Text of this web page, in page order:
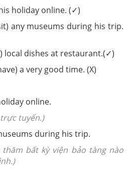
holiday online. (✓)
any museums during his trip.
local dishes at restaurant.(✓)
a very good time. (X)
online.
tuyến.)
during his trip.
bất kỳ viện bảo tàng nào